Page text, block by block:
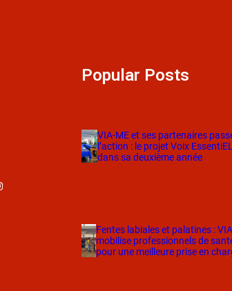
Popular Posts
VIA-ME et ses partenaires
l’action : le projet Voix
dans sa deuxième année
Fentes labiales et palatines :
mobilise professionnels de
pour une meilleure prise en